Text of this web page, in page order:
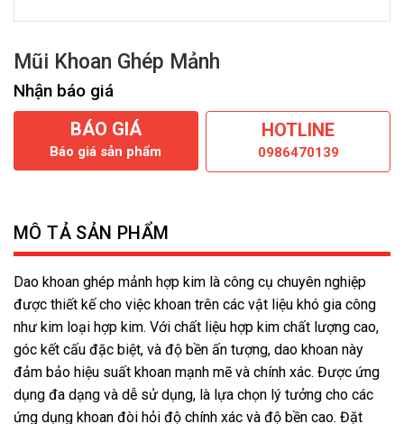
Mũi Khoan Ghép Mảnh
Nhận báo giá
BÁO GIÁ
Báo giá sản phẩm
HOTLINE
0986470139
MÔ TẢ SẢN PHẨM
Dao khoan ghép mảnh hợp kim là công cụ chuyên nghiệp
được thiết kế cho việc khoan trên các vật liệu khó gia công
như kim loại hợp kim. Với chất liệu hợp kim chất lượng cao,
góc kết cấu đặc biệt, và độ bền ấn tượng, dao khoan này
đảm bảo hiệu suất khoan mạnh mẽ và chính xác. Được ứng
dụng đa dạng và dễ sử dụng, là lựa chọn lý tưởng cho các
ứng dụng khoan đòi hỏi độ chính xác và độ bền cao. Đặt